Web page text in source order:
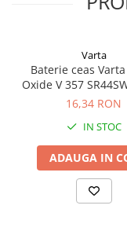
sisteme de urgenta
Stabilizatoare
PDUs unitati de
energiei electrice
Cabinete baterii
Acumulatori UPS
Drumetii / Camping
Varta
Baterie ceas
Oxide V 357
1 buc
16,34 RON
IN STOC
ADAUGA IN